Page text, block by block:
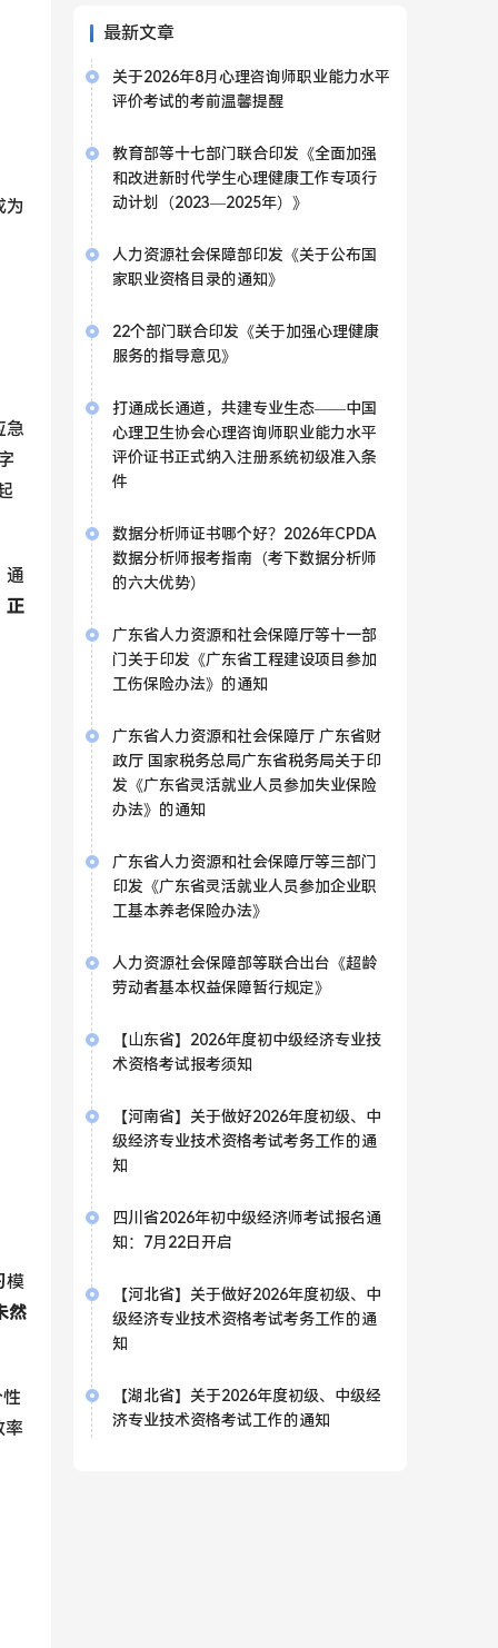
为
急
通
正
模
然
率
最新文章
关于2026年8月心理咨询师职业能力水平
评价考试的考前温馨提醒
教育部等十七部门联合印发《全面加强
和改进新时代学生心理健康工作专项行
动计划（2023—2025年）》
人力资源社会保障部印发《关于公布国
家职业资格目录的通知》
22个部门联合印发《关于加强心理健康
服务的指导意见》
打通成长通道，共建专业生态——中国
心理卫生协会心理咨询师职业能力水平
评价证书正式纳入注册系统初级准入条
件
数据分析师证书哪个好？2026年CPDA
数据分析师报考指南（考下数据分析师
的六大优势）
广东省人力资源和社会保障厅等十一部
门关于印发《广东省工程建设项目参加
工伤保险办法》的通知
广东省人力资源和社会保障厅 广东省财
政厅 国家税务总局广东省税务局关于印
发《广东省灵活就业人员参加失业保险
办法》的通知
广东省人力资源和社会保障厅等三部门
印发《广东省灵活就业人员参加企业职
工基本养老保险办法》
人力资源社会保障部等联合出台《超龄
劳动者基本权益保障暂行规定》
【山东省】2026年度初中级经济专业技
术资格考试报考须知
【河南省】关于做好2026年度初级、中
级经济专业技术资格考试考务工作的通
知
四川省2026年初中级经济师考试报名通
知：7月22日开启
【河北省】关于做好2026年度初级、中
级经济专业技术资格考试考务工作的通
知
【湖北省】关于2026年度初级、中级经
济专业技术资格考试工作的通知